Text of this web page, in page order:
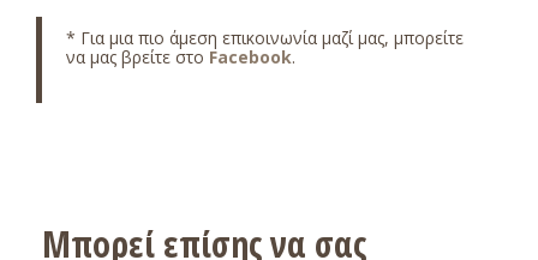
* Για μια πιο άμεση επικοινωνία μαζί μας, μπορείτε
να μας βρείτε στο Facebook.
Μπορεί επίσης να σας